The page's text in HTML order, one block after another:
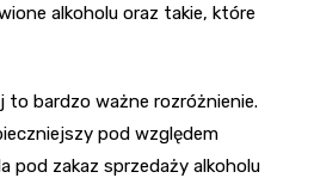
alkoholu oraz takie, które
to bardzo ważne rozróżnienie.
pod względem
pod zakaz sprzedaży alkoholu